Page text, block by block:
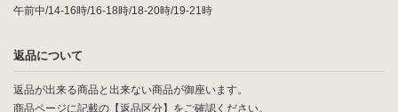
午前中/14-16時/16-18時/18-20時/19-21時
返品について
返品が出来る商品と出来ない商品が御座います。
商品ページに記載の【返品区分】をご確認ください。